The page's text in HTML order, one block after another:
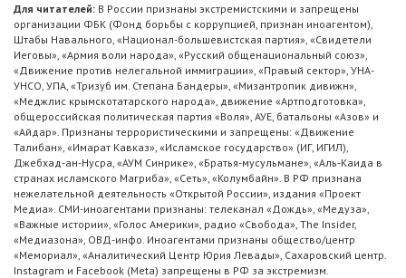
Для читателей: В России признаны экстремистскими и запрещены
организации ФБК (Фонд борьбы с коррупцией, признан иноагентом),
Штабы Навального, «Национал-большевистская партия», «Свидетели
Иеговы», «Армия воли народа», «Русский общенациональный союз»,
«Движение против нелегальной иммиграции», «Правый сектор», УНА-
УНСО, УПА, «Тризуб им. Степана Бандеры», «Мизантропик дивижн»,
«Меджлис крымскотатарского народа», движение «Артподготовка»,
общероссийская политическая партия «Воля», АУЕ, батальоны «Азов» и
«Айдар». Признаны террористическими и запрещены: «Движение
Талибан», «Имарат Кавказ», «Исламское государство» (ИГ, ИГИЛ),
Джебхад-ан-Нусра, «АУМ Синрике», «Братья-мусульмане», «Аль-Каида в
странах исламского Магриба», «Сеть», «Колумбайн». В РФ признана
нежелательной деятельность «Открытой России», издания «Проект
Медиа». СМИ-иноагентами признаны: телеканал «Дождь», «Медуза»,
«Важные истории», «Голос Америки», радио «Свобода», The Insider,
«Медиазона», ОВД-инфо. Иноагентами признаны общество/центр
«Мемориал», «Аналитический Центр Юрия Левады», Сахаровский центр.
Instagram и Facebook (Metа) запрещены в РФ за экстремизм.